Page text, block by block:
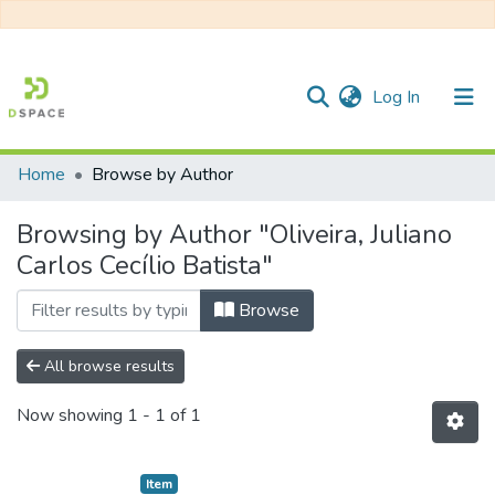
Log In (current)
Communities & Collections
All of DSpace
Home Browse by Author
Browsing by Author "Oliveira, Juliano
Carlos Cecílio Batista"
Browse
All browse results
Now showing 1 - 1 of 1
Item